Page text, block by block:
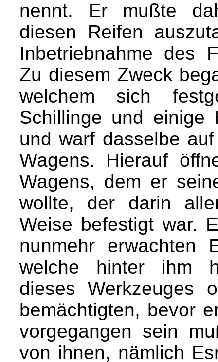
nennt. Er mußte
diesen Reifen
Inbetriebnahme des
Zu diesem Zweck
welchem sich
Schillinge und einige
und warf dasselbe
Wagens. Hierauf
Wagens, dem er
wollte, der darin
Weise befestigt war.
nunmehr erwachten
welche hinter ihm
dieses Werkzeuges
bemächtigten, bevor
vorgegangen sein
von ihnen, nämlich